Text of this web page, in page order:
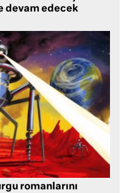
devam edecek
romanlarını